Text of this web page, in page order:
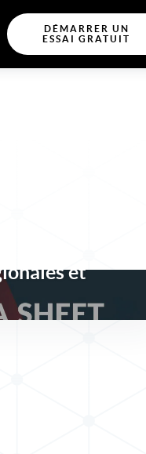
DÉMARRER UN
ESSAI GRATUIT
et